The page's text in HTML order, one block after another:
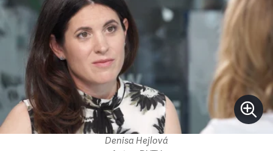
Denisa Hejlová